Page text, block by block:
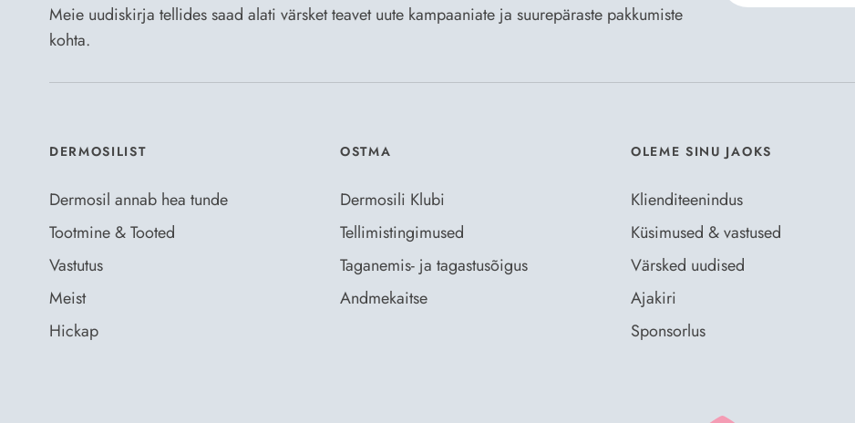
Meie uudiskirja tellides saad alati värsket teavet uute kampaaniate ja suurepäraste pakkumiste
kohta.
DERMOSILIST
Dermosil annab hea tunde
Tootmine & Tooted
Vastutus
Meist
Hickap
OSTMA
Dermosili Klubi
Tellimistingimused
Taganemis- ja tagastusõigus
Andmekaitse
OLEME SINU JAOKS
Klienditeenindus
Küsimused & vastused
Värsked uudised
Ajakiri
Sponsorlus